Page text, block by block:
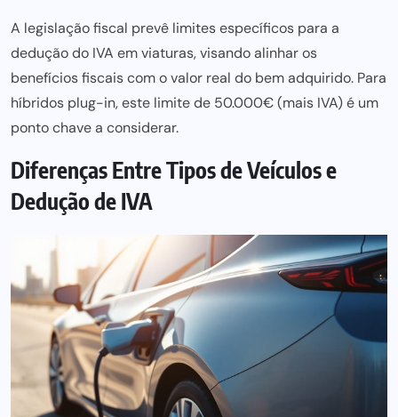
A legislação fiscal prevê limites específicos para a
dedução do IVA em viaturas, visando alinhar os
benefícios fiscais com o valor real do bem adquirido. Para
híbridos plug-in, este limite de 50.000€ (mais IVA) é um
ponto chave a considerar.
Diferenças Entre Tipos de Veículos e
Dedução de IVA